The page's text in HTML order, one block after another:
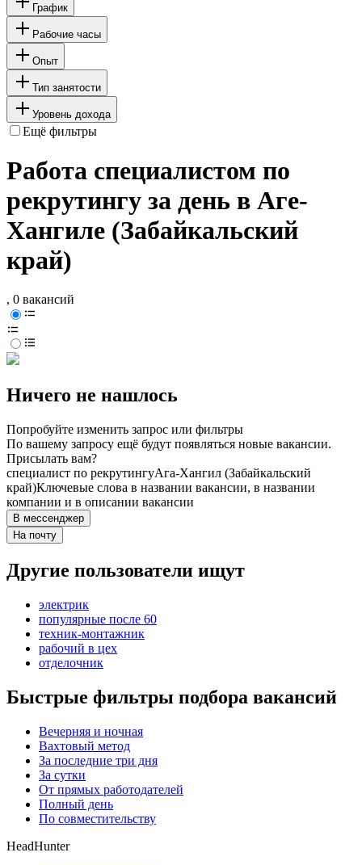
График
Рабочие часы
Опыт
Тип занятости
Уровень дохода
Ещё фильтры
Работа специалистом по
рекрутингу за день в Аге-
Хангиле (Забайкальский
край)
, 0 вакансий
Ничего не нашлось
Попробуйте изменить запрос или фильтры
По вашему запросу ещё будут появляться новые вакансии.
Присылать вам?
специалист по рекрутингуАга-Хангил (Забайкальский
край)Ключевые слова в названии вакансии, в названии
компании и в описании вакансии
В мессенджер
На почту
Другие пользователи ищут
электрик
популярные после 60
техник-монтажник
рабочий в цех
отделочник
Быстрые фильтры подбора вакансий
Вечерняя и ночная
Вахтовый метод
За последние три дня
За сутки
От прямых работодателей
Полный день
По совместительству
HeadHunter